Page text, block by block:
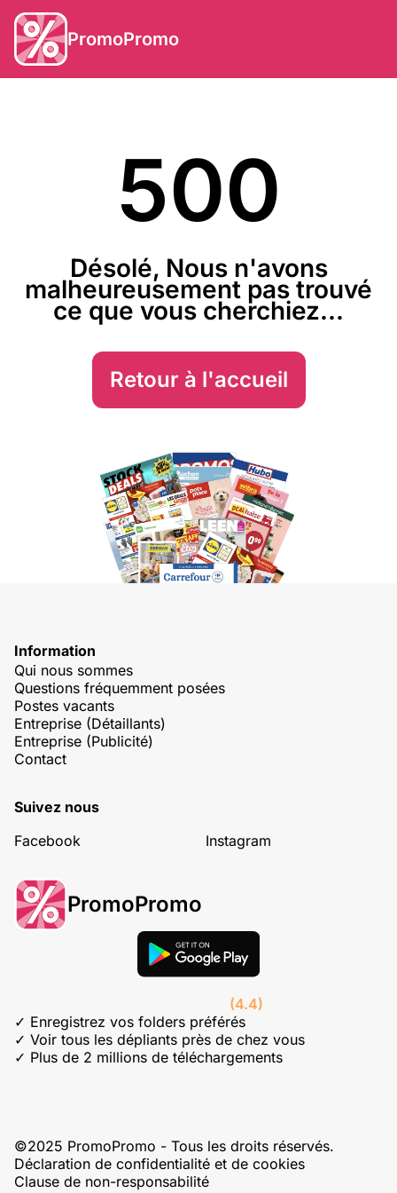
PromoPromo
500
Désolé, Nous n'avons
malheureusement pas trouvé
ce que vous cherchiez...
Retour à l'accueil
Information
Qui nous sommes
Questions fréquemment posées
Postes vacants
Entreprise (Détaillants)
Entreprise (Publicité)
Contact
Suivez nous
Facebook
Instagram
PromoPromo
(4.4)
✓ Enregistrez vos folders préférés
✓ Voir tous les dépliants près de chez vous
✓ Plus de 2 millions de téléchargements
©2025 PromoPromo - Tous les droits réservés.
Déclaration de confidentialité et de cookies
Clause de non-responsabilité